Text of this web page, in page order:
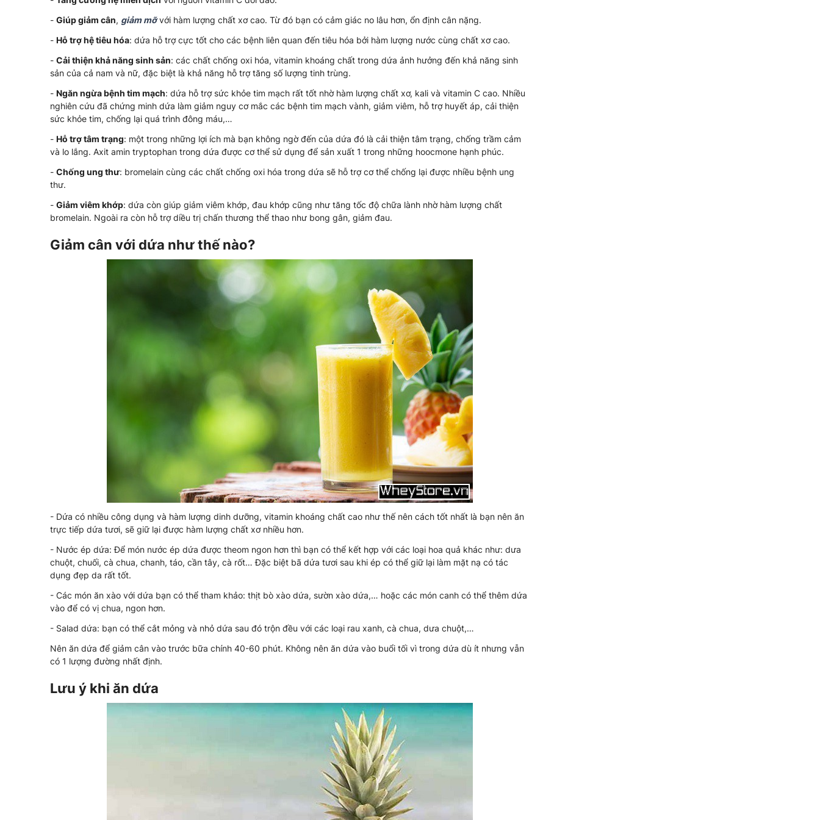
- Giúp giảm cân, giảm mỡvới hàm lượng chất xơ cao. Từ đó bạn có cảm giác no lâu hơn, ổn định cân nặng.
- Hỗ trợ hệ tiêu hóa: dứa hỗ trợ cực tốt cho các bệnh liên quan đến tiêu hóa bởi hàm lượng nước cùng chất xơ cao.
- Cải thiện khả năng sinh sản: các chất chống oxi hóa, vitamin khoáng chất trong dứa ảnh hưởng đến khả năng sinh
sản của cả nam và nữ, đặc biệt là khả năng hỗ trợ tăng số lượng tinh trùng.
- Ngăn ngừa bệnh tim mạch: dứa hỗ trợ sức khỏe tim mạch rất tốt nhờ hàm lượng chất xơ, kali và vitamin C cao. Nhiều
nghiên cứu đã chứng minh dứa làm giảm nguy cơ mắc các bệnh tim mạch vành, giảm viêm, hỗ trợ huyết áp, cải thiện
sức khỏe tim, chống lại quá trình đông máu,…
- Hỗ trợ tâm trạng: một trong những lợi ích mà bạn không ngờ đến của dứa đó là cải thiện tâm trạng, chống trầm cảm
và lo lắng. Axit amin tryptophan trong dứa được cơ thể sử dụng để sản xuất 1 trong những hoocmone hạnh phúc.
- Chống ung thư: bromelain cùng các chất chống oxi hóa trong dứa sẽ hỗ trợ cơ thể chống lại được nhiều bệnh ung
thư.
- Giảm viêm khớp: dứa còn giúp giảm viêm khớp, đau khớp cũng như tăng tốc độ chữa lành nhờ hàm lượng chất
bromelain. Ngoài ra còn hỗ trợ diều trị chấn thương thể thao như bong gân, giảm đau.
Giảm cân với dứa như thế nào?
- Dứa có nhiều công dụng và hàm lượng dinh dưỡng, vitamin khoáng chất cao như thế nên cách tốt nhất là bạn nên ăn
trực tiếp dứa tươi, sẽ giữ lại được hàm lượng chất xơ nhiều hơn.
- Nước ép dứa: Để món nước ép dứa được theom ngon hơn thì bạn có thể kết hợp với các loại hoa quả khác như: dưa
chuột, chuối, cà chua, chanh, táo, cần tây, cà rốt… Đặc biệt bã dứa tươi sau khi ép có thể giữ lại làm mặt nạ có tác
dụng đẹp da rất tốt.
- Các món ăn xào với dứa bạn có thể tham khảo: thịt bò xào dứa, sườn xào dứa,… hoặc các món canh có thể thêm dứa
vào để có vị chua, ngon hơn.
- Salad dứa: bạn có thể cắt mỏng và nhỏ dứa sau đó trộn đều với các loại rau xanh, cà chua, dưa chuột,…
Nên ăn dứa để giảm cân vào trước bữa chính 40-60 phút. Không nên ăn dứa vào buổi tối vì trong dứa dù ít nhưng vẫn
có 1 lượng đường nhất định.
Lưu ý khi ăn dứa